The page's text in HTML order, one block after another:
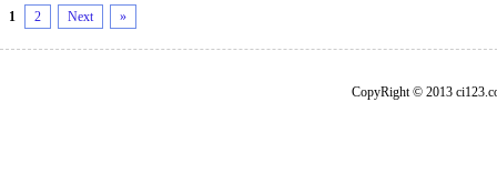
1 2 Next »
CopyRight © 2013